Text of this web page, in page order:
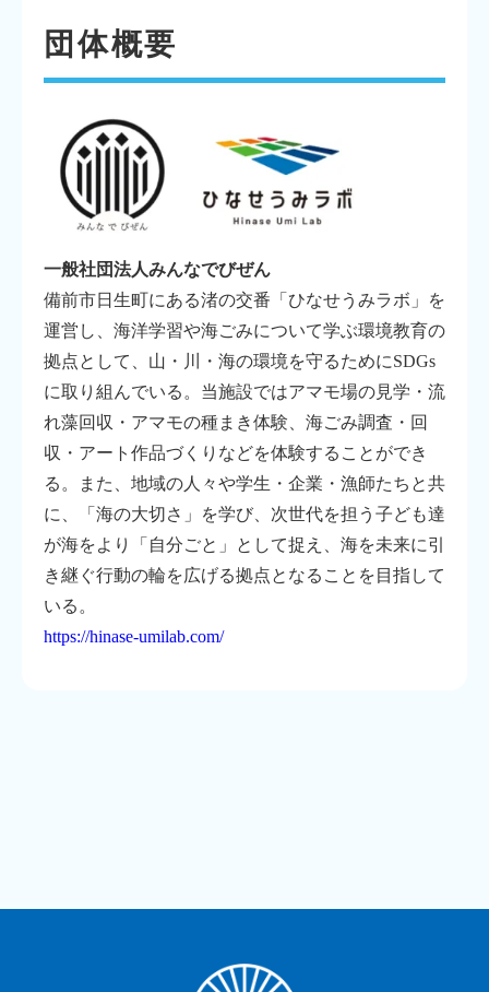
団体概要
一般社団法人みんなでびぜん
備前市日生町にある渚の交番「ひなせうみラボ」を
運営し、海洋学習や海ごみについて学ぶ環境教育の
拠点として、山・川・海の環境を守るためにSDGs
に取り組んでいる。当施設ではアマモ場の見学・流
れ藻回収・アマモの種まき体験、海ごみ調査・回
収・アート作品づくりなどを体験することができ
る。また、地域の人々や学生・企業・漁師たちと共
に、「海の大切さ」を学び、次世代を担う子ども達
が海をより「自分ごと」として捉え、海を未来に引
き継ぐ行動の輪を広げる拠点となることを目指して
いる。
https://hinase-umilab.com/